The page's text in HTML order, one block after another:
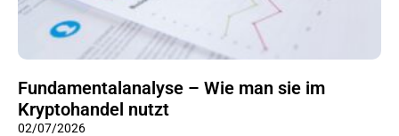
Fundamentalanalyse – Wie man sie im
Kryptohandel nutzt
02/07/2026